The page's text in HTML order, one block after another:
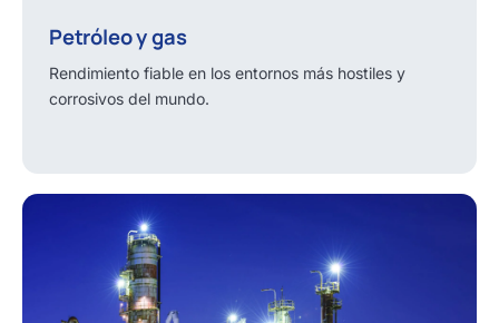
Petróleo y gas
Rendimiento fiable en los entornos más hostiles y
corrosivos del mundo.